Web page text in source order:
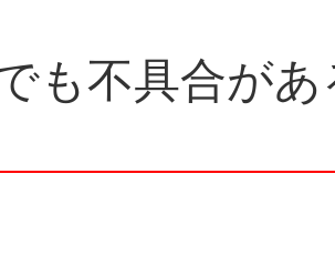
も不具合があ